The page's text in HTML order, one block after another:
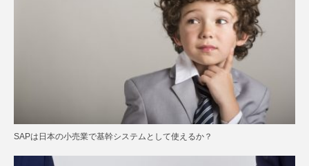
SAPは日本の小売業で基幹システムとして使えるか？